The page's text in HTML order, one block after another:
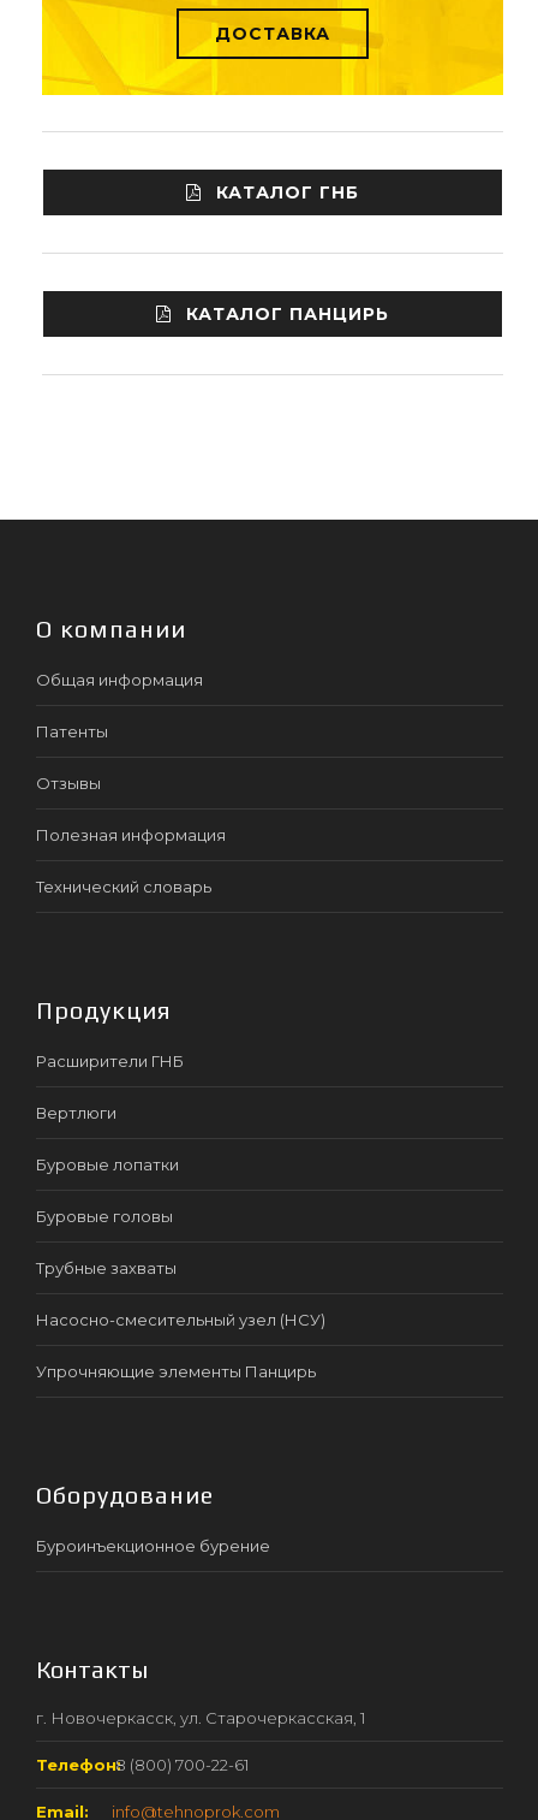
ДОСТАВКА
КАТАЛОГ ГНБ
КАТАЛОГ ПАНЦИРЬ
О компании
Общая информация
Патенты
Отзывы
Полезная информация
Технический словарь
Продукция
Расширители ГНБ
Вертлюги
Буровые лопатки
Буровые головы
Трубные захваты
Насосно-смесительный узел (НСУ)
Упрочняющие элементы Панцирь
Оборудование
Буроинъекционное бурение
Контакты
г. Новочеркасск, ул. Старочеркасская, 1
Телефон:8 (800) 700-22-61
Email: info@tehnoprok.com